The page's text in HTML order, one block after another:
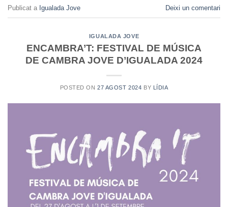
Publicat a Igualada Jove Deixi un comentari
IGUALADA JOVE
ENCAMBRA’T: FESTIVAL DE MÚSICA
DE CAMBRA JOVE D’IGUALADA 2024
POSTED ON27 AGOST 2024 BY LÍDIA